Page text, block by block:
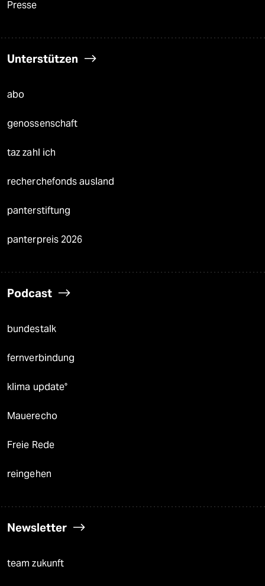
Presse
Unterstützen
abo
genossenschaft
taz zahl ich
recherchefonds ausland
panterstiftung
panterpreis 2026
Podcast
bundestalk
fernverbindung
klima update°
Mauerecho
Freie Rede
reingehen
Newsletter
team zukunft